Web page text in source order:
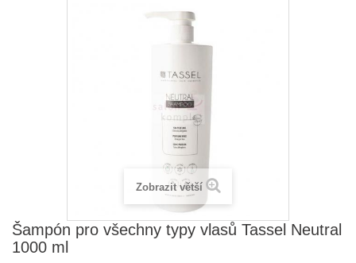
Zobrazit větší
Šampón pro všechny typy vlasů Tassel Neutral
1000 ml